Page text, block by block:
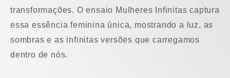
transformações. O ensaio Mulheres Infinitas captura
essa essência feminina única, mostrando a luz, as
sombras e as infinitas versões que carregamos
dentro de nós.